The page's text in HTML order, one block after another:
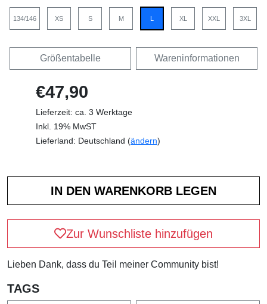
134/146 XS S M L XL XXL 3XL
Größentabelle Wareninformationen
€47,90
Lieferzeit: ca. 3 Werktage
Inkl. 19% MwST
Lieferland: Deutschland (ändern)
Zur Wunschliste hinzufügen
Lieben Dank, dass du Teil meiner Community bist!
TAGS